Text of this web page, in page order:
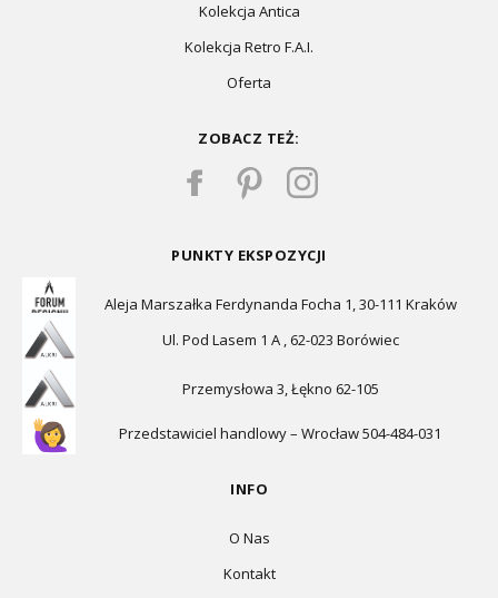
Kolekcja Antica
Kolekcja Retro F.A.I.
Oferta
ZOBACZ TEŻ:
PUNKTY EKSPOZYCJI
Aleja Marszałka Ferdynanda Focha 1, 30-111 Kraków
Ul. Pod Lasem 1 A , 62-023 Borówiec
Przemysłowa 3, Łękno 62-105
Przedstawiciel handlowy – Wrocław 504-484-031
INFO
O Nas
Kontakt